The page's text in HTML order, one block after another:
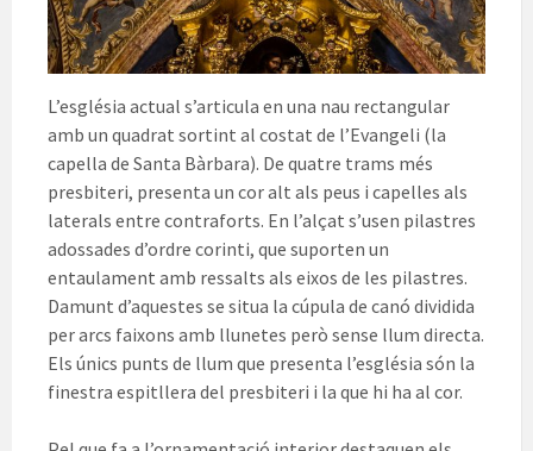
L’església actual s’articula en una nau rectangular
amb un quadrat sortint al costat de l’Evangeli (la
capella de Santa Bàrbara). De quatre trams més
presbiteri, presenta un cor alt als peus i capelles als
laterals entre contraforts. En l’alçat s’usen pilastres
adossades d’ordre corinti, que suporten un
entaulament amb ressalts als eixos de les pilastres.
Damunt d’aquestes se situa la cúpula de canó dividida
per arcs faixons amb llunetes però sense llum directa.
Els únics punts de llum que presenta l’església són la
finestra espitllera del presbiteri i la que hi ha al cor.